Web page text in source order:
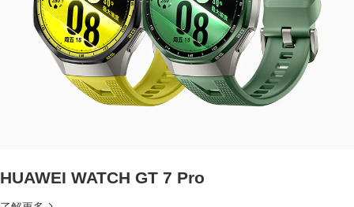
HUAWEI WATCH GT 7 Pro